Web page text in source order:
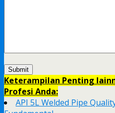
Keterampilan Penting
Profesi Anda:
API 5L Welded Pipe